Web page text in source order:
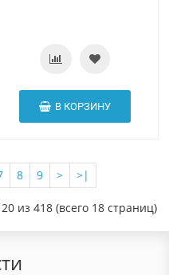
В КОРЗИНУ
8 9 > >|
из 418 (всего 18 страниц)